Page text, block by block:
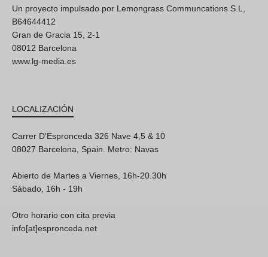
Un proyecto impulsado por Lemongrass Communcations S.L,
B64644412
Gran de Gracia 15, 2-1
08012 Barcelona
www.lg-media.es
LOCALIZACIÓN
Carrer D'Espronceda 326 Nave 4,5 & 10
08027 Barcelona, Spain. Metro: Navas
Abierto de Martes a Viernes, 16h-20.30h
Sábado, 16h - 19h
Otro horario con cita previa
info[at]espronceda.net